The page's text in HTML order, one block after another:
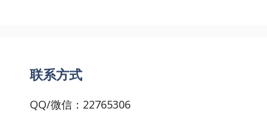
联系方式
QQ/微信：22765306